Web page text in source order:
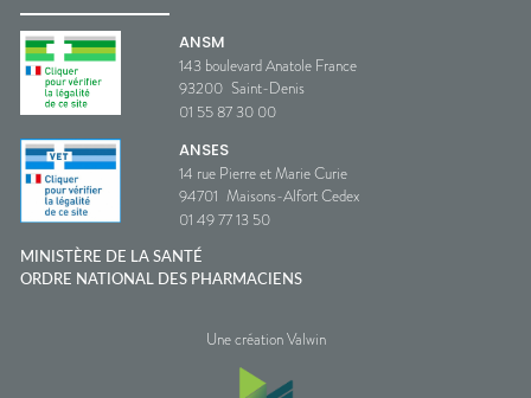
ANSM
143 boulevard Anatole France
93200 Saint-Denis
01 55 87 30 00
ANSES
14 rue Pierre et Marie Curie
94701 Maisons-Alfort Cedex
01 49 77 13 50
MINISTÈRE DE LA SANTÉ
ORDRE NATIONAL DES PHARMACIENS
Une création Valwin